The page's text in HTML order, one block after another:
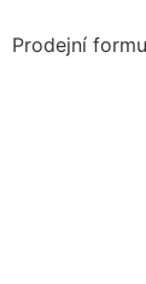
Prodejní